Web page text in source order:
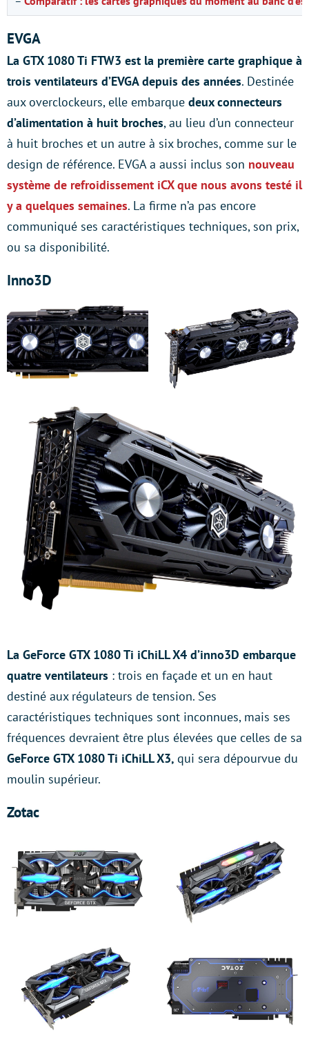
EVGA
La GTX 1080 Ti FTW3 est la première carte graphique à
trois ventilateurs d’EVGA depuis des années. Destinée
aux overclockeurs, elle embarque deux connecteurs
d’alimentation à huit broches, au lieu d’un connecteur
à huit broches et un autre à six broches, comme sur le
design de référence. EVGA a aussi inclus son nouveau
système de refroidissement iCX que nous avons testé il
y a quelques semaines. La firme n’a pas encore
communiqué ses caractéristiques techniques, son prix,
ou sa disponibilité.
Inno3D
La GeForce GTX 1080 Ti iChiLL X4 d’inno3D embarque
quatre ventilateurs : trois en façade et un en haut
destiné aux régulateurs de tension. Ses
caractéristiques techniques sont inconnues, mais ses
fréquences devraient être plus élevées que celles de sa
GeForce GTX 1080 Ti iChiLL X3, qui sera dépourvue du
moulin supérieur.
Zotac